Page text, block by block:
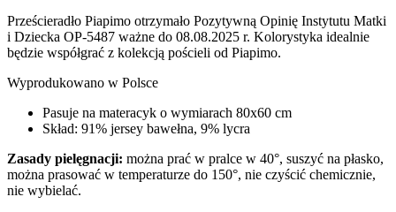
Prześcieradło Piapimo otrzymało Pozytywną Opinię Instytutu Matki
i Dziecka OP-5487 ważne do 08.08.2025 r. Kolorystyka idealnie
będzie współgrać z kolekcją pościeli od Piapimo.
Wyprodukowano w Polsce
Pasuje na materacyk o wymiarach 80х60 cm
Skład: 91% jersey bawełna, 9% lycra
Zasady pielęgnacji: można prać w pralce w 40°, suszyć na płasko,
można prasować w temperaturze do 150°, nie czyścić chemicznie,
nie wybielać.